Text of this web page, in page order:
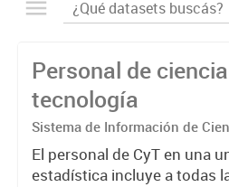
Personal de
tecnología
Sistema de Información de
Tecnología Argentino (SICYTAR)
El personal de CyT en una
estadística incluye a todas